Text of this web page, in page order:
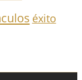
éxito